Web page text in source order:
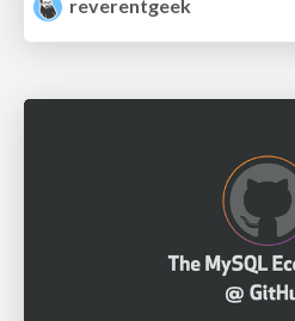
reverentgeek